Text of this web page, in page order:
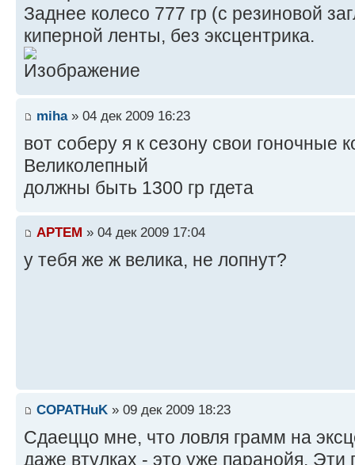
Заднее колесо 777 гр (с резиновой
киперной ленты, без эксцентрика.
miha» 04 дек 2009 16:23
вот соберу я к сезону свои гоночные
Великолепный
должны быть 1300 гр гдета
APTEM » 04 дек 2009 17:04
у тебя же ж велика, не лопнут?
COPATHuK » 09 дек 2009 18:23
Сдаеццо мне, что ловля грамм на
даже втулках - это уже паранойя.